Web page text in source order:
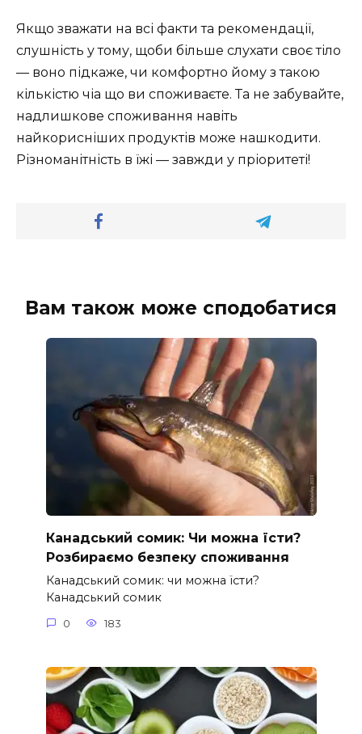
Якщо зважати на всі факти та рекомендації,
слушність у тому, щоби більше слухати своє тіло
— воно підкаже, чи комфортно йому з такою
кількістю чіа що ви споживаєте. Та не забувайте,
надлишкове споживання навіть
найкорисніших продуктів може нашкодити.
Різноманітність в їжі — завжди у пріоритеті!
Вам також може сподобатися
Канадський сомик: Чи можна їсти?
Розбираємо безпеку споживання
Канадський сомик: чи можна їсти?
Канадський сомик
0 183